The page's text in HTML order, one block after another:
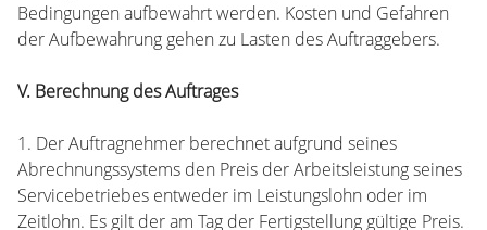
Bedingungen aufbewahrt werden. Kosten und Gefahren
der Aufbewahrung gehen zu Lasten des Auftraggebers.
V. Berechnung des Auftrages
1. Der Auftragnehmer berechnet aufgrund seines
Abrechnungssystems den Preis der Arbeitsleistung seines
Servicebetriebes entweder im Leistungslohn oder im
Zeitlohn. Es gilt der am Tag der Fertigstellung gültige Preis.